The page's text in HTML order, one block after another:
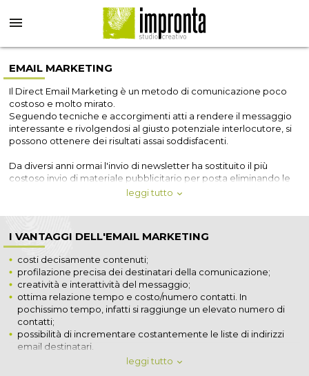
EMAIL MARKETING
Il Direct Email Marketing è un metodo di comunicazione poco
costoso e molto mirato.
Seguendo tecniche e accorgimenti atti a rendere il messaggio
interessante e rivolgendosi al giusto potenziale interlocutore, si
possono ottenere dei risultati assai soddisfacenti.
Da diversi anni ormai l'invio di newsletter ha sostituito il più
costoso invio di materiale pubblicitario per posta eliminando le
elevate spese per stampa e spedizione, offrendo al contempo la
elevatissimo di clienti. Lo Studio Impronta è in grado di
calibrata sul vostro target di clienti acquisiti e potenziali.
Ci occupiamo della realizzazione grafica della newsletter,
componiamo il testo del messaggio in modo da renderlo più
performante possibile e provvediamo all'invio avvalendoci di
software da noi progettati. Dosiamo la frequenza degli invii,
evitando di essere invadenti.
leggi tutto
I VANTAGGI DELL'EMAIL MARKETING
costi decisamente contenuti;
profilazione precisa dei destinatari della comunicazione;
creatività e interattività del messaggio;
ottima relazione tempo e costo/numero contatti. In
pochissimo tempo, infatti si raggiunge un elevato numero di
contatti;
possibilità di incrementare costantemente le liste di indirizzi
email destinatari.
leggi tutto